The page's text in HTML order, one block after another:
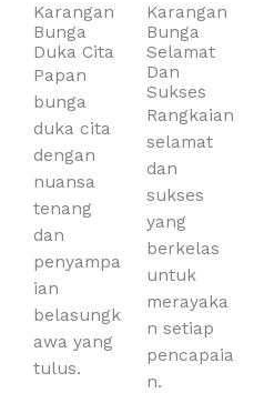
Karangan
Bunga
Duka Cita
Papan
bunga
duka cita
dengan
nuansa
tenang
dan
penyampa
ian
belasungk
awa yang
tulus.
Karangan
Bunga
Selamat
Dan
Sukses
Rangkaian
selamat
dan
sukses
yang
berkelas
untuk
merayaka
n setiap
pencapaia
n.